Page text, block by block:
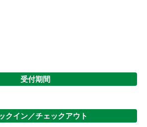
受付期間
クイン／チェックアウト